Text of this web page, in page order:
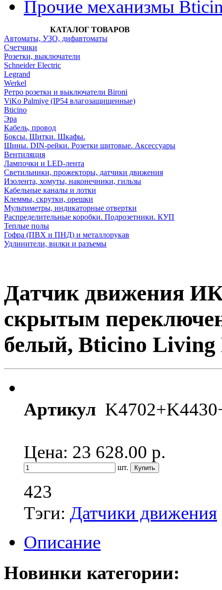
Прочие механизмы
КАТАЛОГ ТОВАРОВ
Автоматы, УЗО, дифавтоматы
Счетчики
Розетки, выключатели
Schneider Electric
Legrand
Werkel
Ретро розетки и выключатели Bironi
ViKo Palmiye (IP54 влагозащищенные)
Bticino
Эра
Кабель, провод
Боксы. Щитки. Шкафы.
Шины. DIN-рейки. Розетки щитовые. Аксессуары
Вентиляция
Лампочки и LED-лента
Светильники, прожекторы, датчики движения
Изолента, хомуты, наконечники, гильзы
Кабельные каналы и лотки
Клеммы, скрутки, орешки
Мультиметры, индикаторные отвертки
Распределительные коробки. Подрозетники. КУП
Теплые полы
Гофра (ПВХ и ПНД) и металлорукав
Удлинители, вилки и разъемы
Датчик движения
скрытым
белый, Bticino Living
Артикул
Цена: 23 628.00 р.
шт.
423
Тэги: Датчики движения
Описание
Новинки категории: